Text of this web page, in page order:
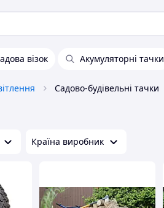
візок Акумуляторні тачки
Садово-будівельні тачки
Країна виробник